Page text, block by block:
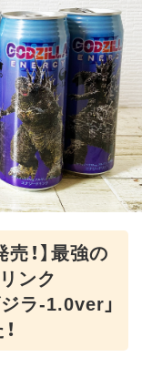
売！】最強の
ンク
ラ-1.0ver」